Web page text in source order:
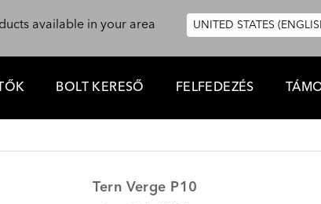
available in your area
UNITED STATES
BOLT KERESŐ FELFEDEZÉS
Tern Verge P10